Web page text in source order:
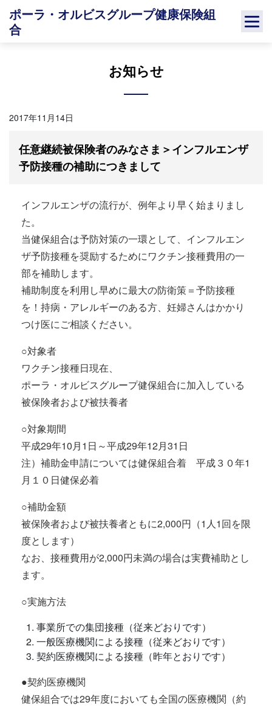
Skip
content
ポーラ・オルビスグループ健康保険組
合
お知らせ
2017年11月14日
任意継続被保険者のみなさま＞インフルエンザ
予防接種の補助につきまして
インフルエンザの流行が、例年より早く始まりまし
た。
当健保組合は予防対策の一環として、インフルエン
ザ予防接種を奨励するためにワクチン接種費用の一
部を補助します。
補助制度を利用し早めに最大の防衛策＝予防接種
を！持病・アレルギーのある方、妊婦さんはかかり
つけ医にご相談ください。
○対象者
ワクチン接種日現在、
ポーラ・オルビスグループ健保組合に加入している
被保険者および被扶養者
○対象期間
平成29年10月1日～平成29年12月31日
注）補助金申請については健保組合着 平成３０年1
月１０日健保必着
○補助金額
被保険者および被扶養者ともに2,000円（1人1回を限
度とします）
なお、接種費用が2,000円未満の場合は実費補助とし
ます。
○実施方法
事業所での集団接種（従来どおりです）
一般医療機関による接種（従来どおりです）
契約医療機関による接種（昨年とおりです）
●契約医療機関
健保組合では29年度においても全国の医療機関（約